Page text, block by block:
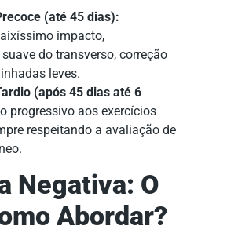
(até 45 dias):
impacto,
do transverso, correção
leves.
(após 45 dias até 6
progressivo aos exercícios
respeitando a avaliação de
Negativa: O
Abordar?